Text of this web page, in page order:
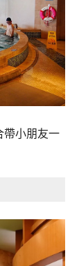
帶小朋友一